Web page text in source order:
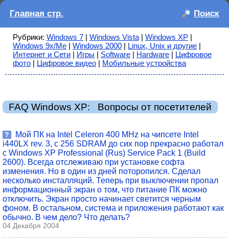
Главная стр. Поиск
Рубрики: Windows 7 | Windows Vista | Windows XP |
Windows 9x/Me | Windows 2000 | Linux, Unix и другие |
Интернет и Сети | Игры | Software | Hardware | Цифровое
фото | Цифровое видео | Мобильные устройства
FAQ Windows XP: Вопросы от посетителей
?
Мой ПК на Intel Celeron 400 MHz на чипсете Intel
i440LX rev. 3, с 256 SDRAM до сих пор прекрасно работал
с Windows XP Professional (Rus) Service Pack 1 (Build
2600). Всегда отслеживаю при установке софта
изменения. Но в один из дней поторопился. Сделал
несколько инсталляций. Теперь при выключении пропал
информационный экран о том, что питание ПК можно
отключить. Экран просто начинает светится черным
фоном. В остальном, система и приложения работают как
обычно. В чем дело? Что делать?
04 Декабря 2004